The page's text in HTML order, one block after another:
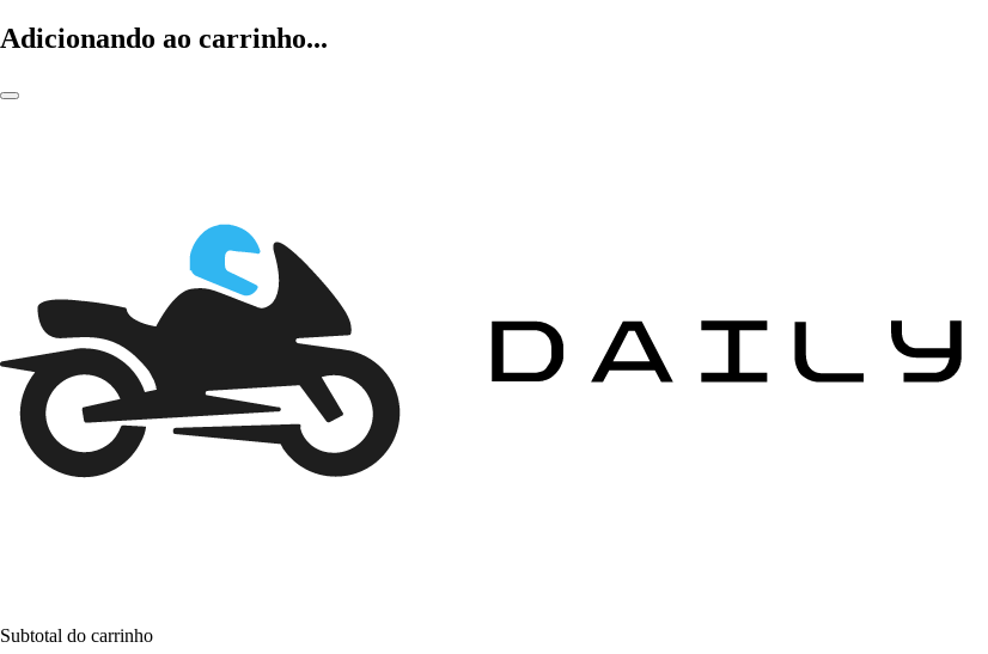
Adicionando ao carrinho...
Subtotal do carrinho